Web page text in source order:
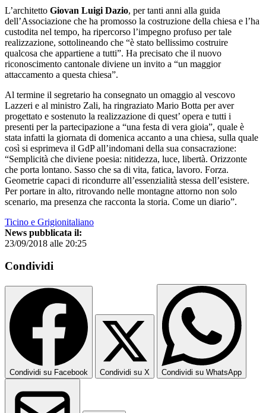
L’architetto Giovan Luigi Dazio, per tanti anni alla guida
dell’Associazione che ha promosso la costruzione della chiesa e l’ha
custodita nel tempo, ha ripercorso l’impegno profuso per tale
realizzazione, sottolineando che “è stato bellissimo costruire
qualcosa che appartiene a tutti”. Ha precisato che il nuovo
riconoscimento cantonale diviene un invito a “un maggior
attaccamento a questa chiesa”.
Al termine il segretario ha consegnato un omaggio al vescovo
Lazzeri e al ministro Zali, ha ringraziato Mario Botta per aver
progettato e sostenuto la realizzazione di quest’ opera e tutti i
presenti per la partecipazione a “una festa di vera gioia”, quale è
stata infatti la giornata di domenica accanto a una chiesa, sulla quale
così si esprimeva il GdP all’indomani della sua consacrazione:
“Semplicità che diviene poesia: nitidezza, luce, libertà. Orizzonte
che porta lontano. Sasso che sa di vita, fatica, lavoro. Forza.
Geometrie capaci di ricondurre all’essenzialità stessa dell’esistere.
Per portare in alto, ritrovando nelle montagne attorno non solo
scenario, ma presenza che racconta la storia. Come un diario”.
Ticino e Grigionitaliano
News pubblicata il:
23/09/2018 alle 20:25
Condividi
Condividi su Facebook Condividi su X Condividi su WhatsApp